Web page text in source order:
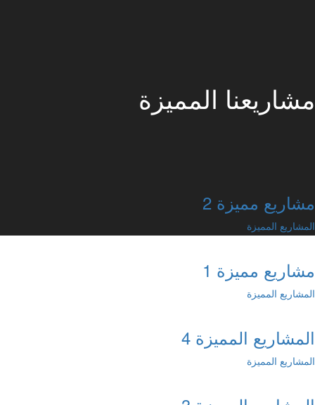
مشاريعنا المميزة
مشاريع مميزة 2
المشاريع المميزة
مشاريع مميزة 1
المشاريع المميزة
المشاريع المميزة 4
المشاريع المميزة